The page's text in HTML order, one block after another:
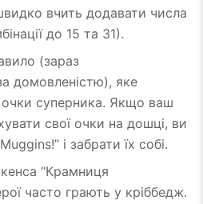
вчить додавати числа
до 15 та 31).
(зараз
домовленістю), яке
очки суперника. Якщо ваш
свої очки на дошці, ви
і забрати їх собі.
“Крамниця
часто грають у кріббедж.